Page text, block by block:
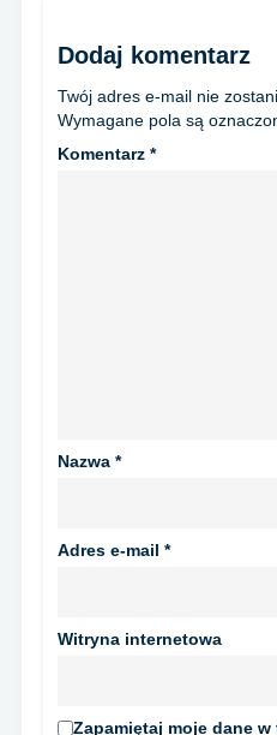
Dodaj komentarz
Twój adres e-mail nie
Wymagane pola są
Komentarz *
Nazwa *
Adres e-mail *
Witryna internetowa
Zapamiętaj moje dane